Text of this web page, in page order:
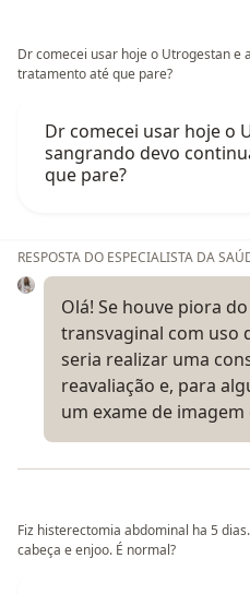
Dr comecei usar hoje o Utrogestan e
tratamento até que pare?
Dr comecei usar hoje o
sangrando devo
que pare?
RESPOSTA DO ESPECIALISTA DA
Olá! Se houve piora
transvaginal com uso
seria realizar uma
reavaliação e, para
um exame de
Fiz histerectomia abdominal ha 5
cabeça e enjoo. É normal?